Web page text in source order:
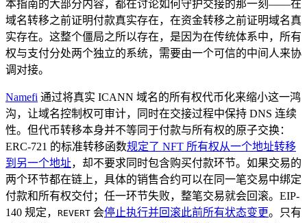
本指南的大部分内容，都在讨论如何守护交接的那一刻——在
域名转移之前证明付款真实存在，在资金转移之前证明域名真
实存在。这整个僵局之所以存在，是因为在传统体系中，所有
权与支付分处两个独立的系统，需要由一个可信的中间人来协
调对接。
Namefi 通过将真实 ICANN 域名的所有权代币化来缩小这一鸿
沟，让域名控制权可审计，同时在交接过程中保持 DNS 连续
性。但代币转移本身并不等同于付款与所有权的原子交换：
ERC-721 的标准转移函数规定了 NFT 所有权从一个地址转移
到另一个地址，却不要求同时包含购买付款环节。如果交易的
两个环节都在链上，具体的销售合约可以在同一笔交易中绑定
付款和所有权交付；任一环节失败，整笔交易就会回滚。EIP-
140 规定， REVERT 会停止执行并回滚此前所有状态变更。只有